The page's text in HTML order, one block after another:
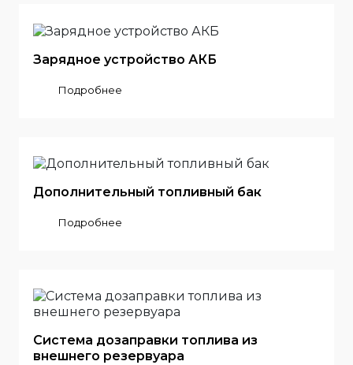
Зарядное устройство АКБ
Подробнее
Дополнительный топливный бак
Подробнее
Система дозаправки топлива из
внешнего резервуара